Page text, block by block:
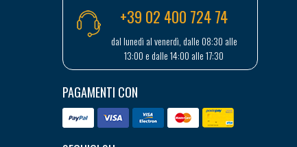
+39 02 400 724 74
dal lunedì al venerdì, dalle 08:30 alle
13:00 e dalle 14:00 alle 17:30
PAGAMENTI CON